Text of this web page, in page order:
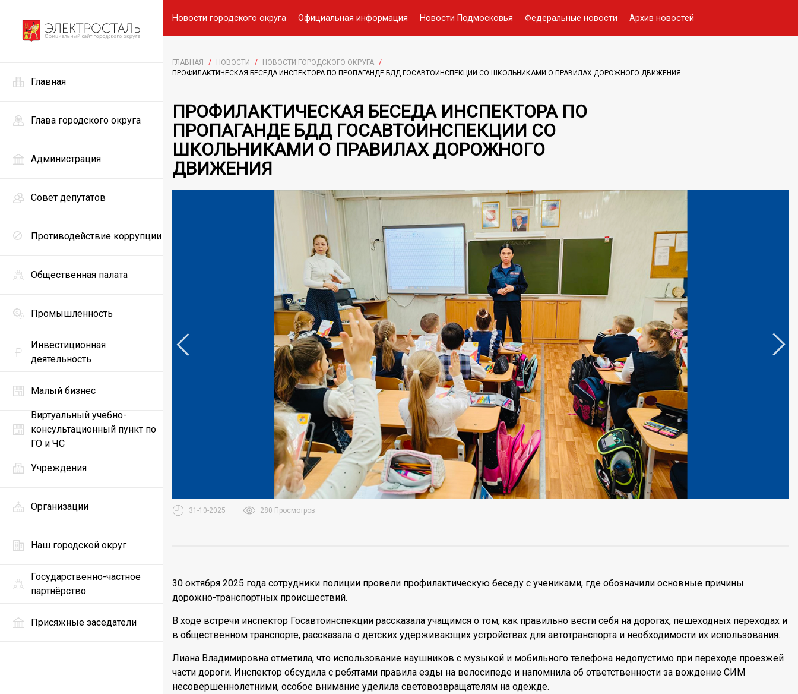
Главная
Глава городского округа
Администрация
Совет депутатов
Противодействие коррупции
Общественная палата
Промышленность
Инвестиционная
деятельность
Малый бизнес
Виртуальный учебно-
консультационный пункт по
ГО и ЧС
Учреждения
Организации
Наш городской округ
Государственно-частное
партнёрство
Присяжные заседатели
Новости городского округа Официальная информация Новости Подмосковья Федеральные новости Архив новостей
ГЛАВНАЯ / НОВОСТИ / НОВОСТИ ГОРОДСКОГО ОКРУГА /
ПРОФИЛАКТИЧЕСКАЯ БЕСЕДА ИНСПЕКТОРА ПО ПРОПАГАНДЕ БДД ГОСАВТОИНСПЕКЦИИ СО ШКОЛЬНИКАМИ О ПРАВИЛАХ ДОРОЖНОГО ДВИЖЕНИЯ
ПРОФИЛАКТИЧЕСКАЯ БЕСЕДА ИНСПЕКТОРА ПО
ПРОПАГАНДЕ БДД ГОСАВТОИНСПЕКЦИИ СО
ШКОЛЬНИКАМИ О ПРАВИЛАХ ДОРОЖНОГО
ДВИЖЕНИЯ
31-10-2025 280 Просмотров
30 октября 2025 года сотрудники полиции провели профилактическую беседу с учениками, где обозначили основные причины
дорожно-транспортных происшествий.
В ходе встречи инспектор Госавтоинспекции рассказала учащимся о том, как правильно вести себя на дорогах, пешеходных переходах и
в общественном транспорте, рассказала о детских удерживающих устройствах для автотранспорта и необходимости их использования.
Лиана Владимировна отметила, что использование наушников с музыкой и мобильного телефона недопустимо при переходе проезжей
части дороги. Инспектор обсудила с ребятами правила езды на велосипеде и напомнила об ответственности за вождение СИМ
несовершеннолетними, особое внимание уделила световозвращателям на одежде.